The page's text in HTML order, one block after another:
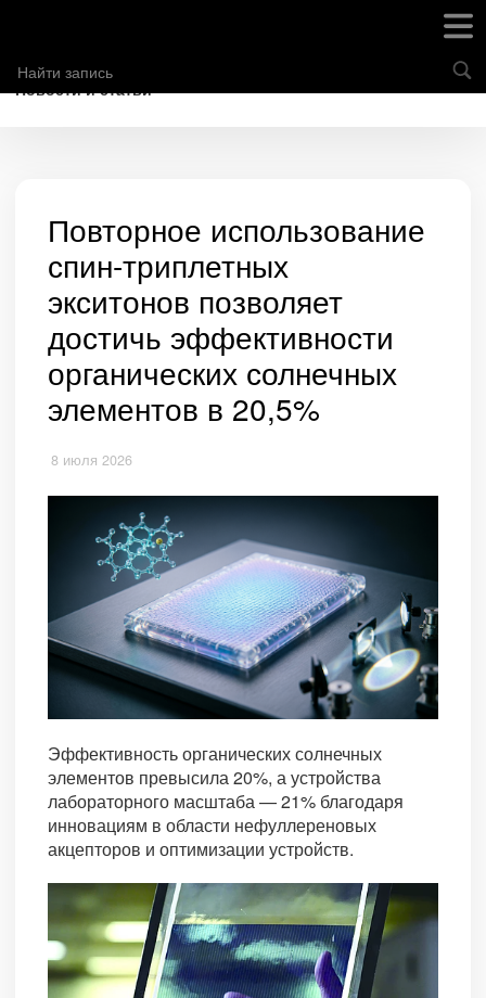
Новости и статьи
Повторное использование
спин-триплетных
экситонов позволяет
достичь эффективности
органических солнечных
элементов в 20,5%
8 июля 2026
Эффективность органических солнечных
элементов превысила 20%, а устройства
лабораторного масштаба — 21% благодаря
инновациям в области нефуллереновых
акцепторов и оптимизации устройств.